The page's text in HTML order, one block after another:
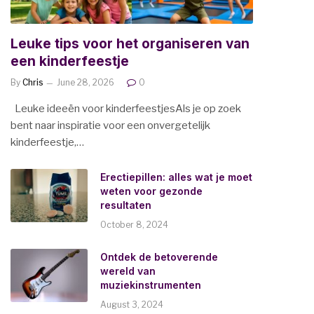
Leuke tips voor het organiseren van
een kinderfeestje
By Chris June 28, 2026 0
Leuke ideeën voor kinderfeestjesAls je op zoek
bent naar inspiratie voor een onvergetelijk
kinderfeestje,…
Erectiepillen: alles wat je moet
weten voor gezonde
resultaten
October 8, 2024
Ontdek de betoverende
wereld van
muziekinstrumenten
August 3, 2024